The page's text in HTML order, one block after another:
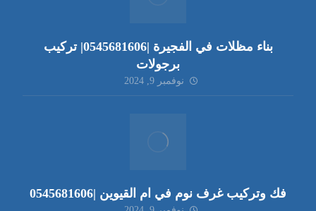
بناء مظلات في الفجيرة |0545681606| تركيب
برجولات
نوفمبر 9, 2024
فك وتركيب غرف نوم في ام القيوين |0545681606